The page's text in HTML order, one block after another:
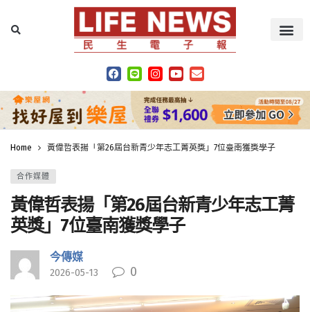
Home 黃偉哲表揚「第26屆台新青少年志工菁英獎」7位臺南獲獎學子
合作媒體
黃偉哲表揚「第26屆台新青少年志工菁
英獎」7位臺南獲獎學子
今傳媒
2026-05-13 0